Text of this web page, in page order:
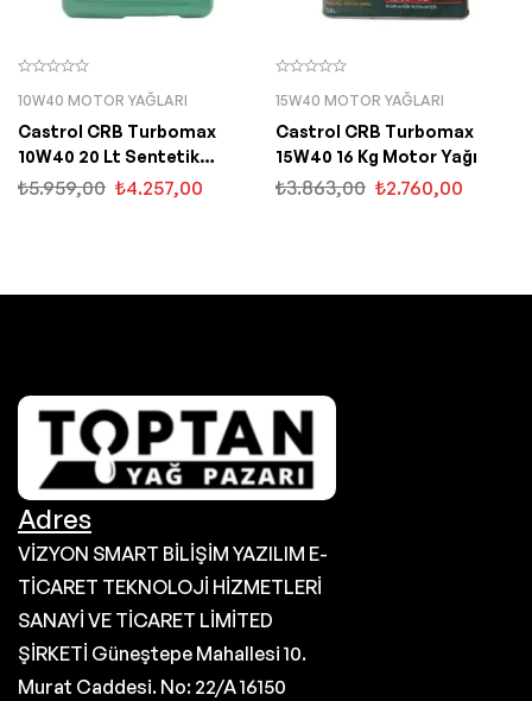
10W40 MOTOR YAĞLARI
Castrol CRB Turbomax
10W40 20 Lt Sentetik
Motor Yağı
₺5.959,00 ₺4.257,00
15W40 MOTOR YAĞLARI
Castrol CRB Turbomax
15W40 16 Kg Motor Yağı
₺3.863,00 ₺2.760,00
Adres
VİZYON SMART BİLİŞİM YAZILIM E-
TİCARET TEKNOLOJİ HİZMETLERİ
SANAYİ VE TİCARET LİMİTED
ŞİRKETİ Güneştepe Mahallesi 10.
Murat Caddesi. No: 22/A 16150